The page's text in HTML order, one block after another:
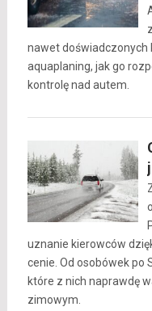
nawet doświadczonych
aquaplaning, jak go
kontrolę nad autem.
uznanie kierowców
cenie. Od osobówek po
które z nich naprawdę
zimowym.